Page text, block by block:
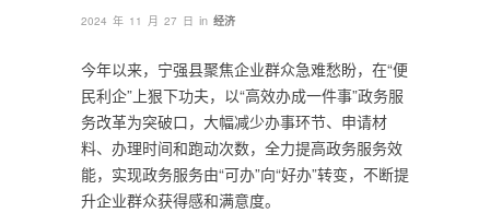
2024 年 11 月 27 日 in 经济
今年以来，宁强县聚焦企业群众急难愁盼，在“便
民利企”上狠下功夫，以“高效办成一件事”政务服
务改革为突破口，大幅减少办事环节、申请材
料、办理时间和跑动次数，全力提高政务服务效
能，实现政务服务由“可办”向“好办”转变，不断提
升企业群众获得感和满意度。